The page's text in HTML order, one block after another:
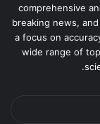
comprehensive
breaking news,
a focus on
wide range of